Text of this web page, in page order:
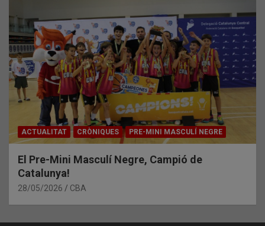
ACTUALITAT CRÒNIQUES PRE-MINI MASCULÍ NEGRE
El Pre-Mini Masculí Negre, Campió de
Catalunya!
28/05/2026 CBA